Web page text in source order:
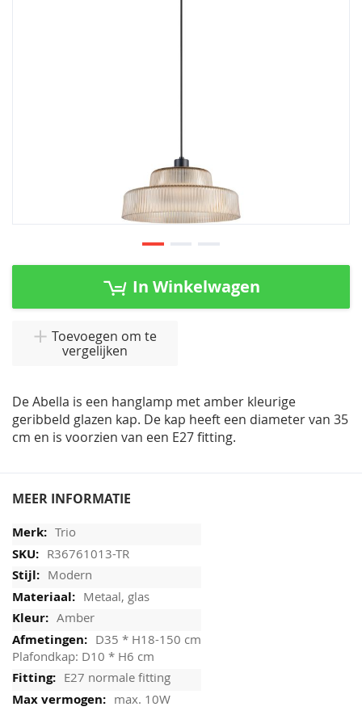
Ga
In Winkelwagen
Toevoegen om te
vergelijken
De Abella is een hanglamp met amber kleurige
geribbeld glazen kap. De kap heeft een diameter van 35
cm en is voorzien van een E27 fitting.
MEER INFORMATIE
Trio
R36761013-TR
Modern
Metaal, glas
Amber
D35 * H18-150 cm
Plafondkap: D10 * H6 cm
E27 normale fitting
max. 10W